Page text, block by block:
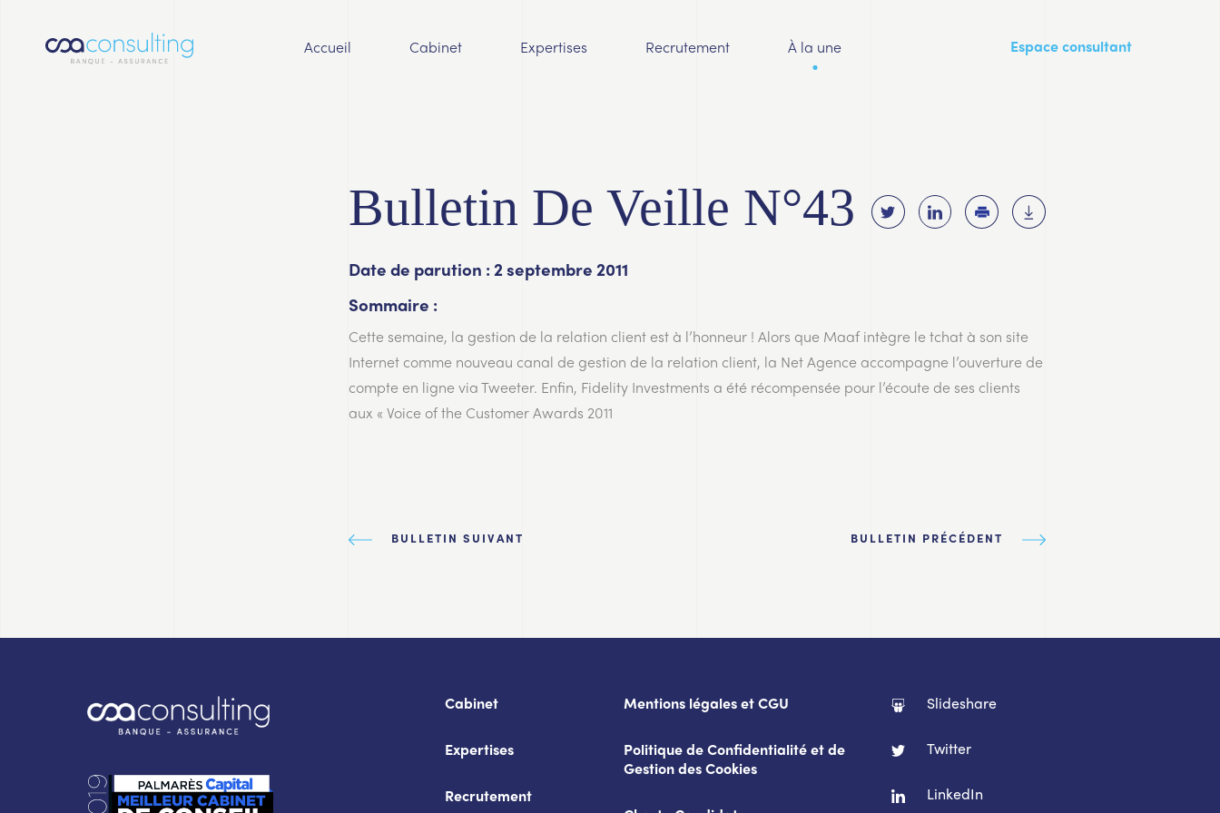
Accueil Cabinet Expertises Recrutement À la une Espace consultant
Bulletin De Veille N°43
Date de parution : 2 septembre 2011
Sommaire :
Cette semaine, la gestion de la relation client est à l’honneur ! Alors que Maaf intègre le tchat à son site
Internet comme nouveau canal de gestion de la relation client, la Net Agence accompagne l’ouverture de
compte en ligne via Tweeter. Enfin, Fidelity Investments a été récompensée pour l’écoute de ses clients
aux « Voice of the Customer Awards 2011
BULLETIN SUIVANT BULLETIN PRÉCÉDENT
Cabinet
Expertises
Recrutement
Mentions légales et CGU
Politique de Confidentialité et de
Gestion des Cookies
Slideshare
Twitter
LinkedIn